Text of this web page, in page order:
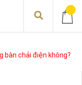
bàn chải điện không?